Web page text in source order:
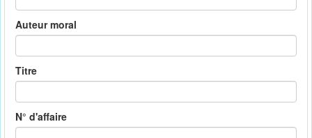
Auteur moral
Titre
N° d'affaire